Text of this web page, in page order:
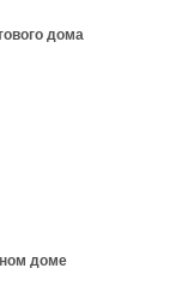
дома
доме